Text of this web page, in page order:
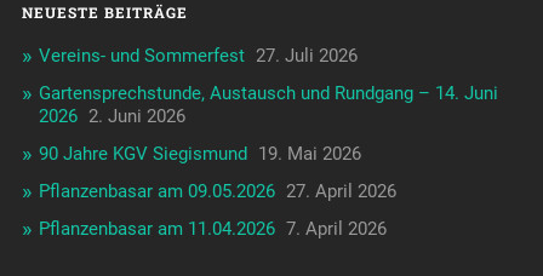
NEUESTE BEITRÄGE
Vereins- und Sommerfest 27. Juli 2026
Gartensprechstunde, Austausch und Rundgang – 14. Juni
2026 2. Juni 2026
90 Jahre KGV Siegismund 19. Mai 2026
Pflanzenbasar am 09.05.2026 27. April 2026
Pflanzenbasar am 11.04.2026 7. April 2026